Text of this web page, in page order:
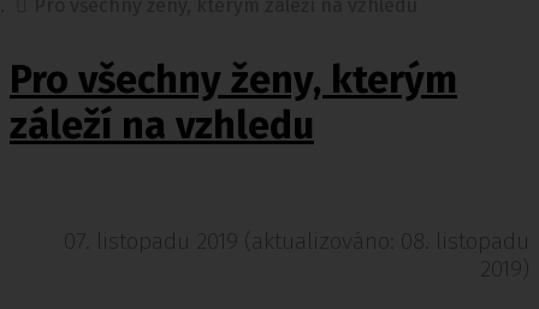
Pro všechny ženy, kterým
záleží na vzhledu
07. listopadu 2019 (aktualizováno: 08. listopadu
2019)